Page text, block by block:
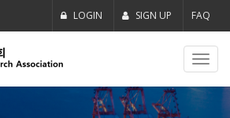
LOGIN SIGN UP FAQ